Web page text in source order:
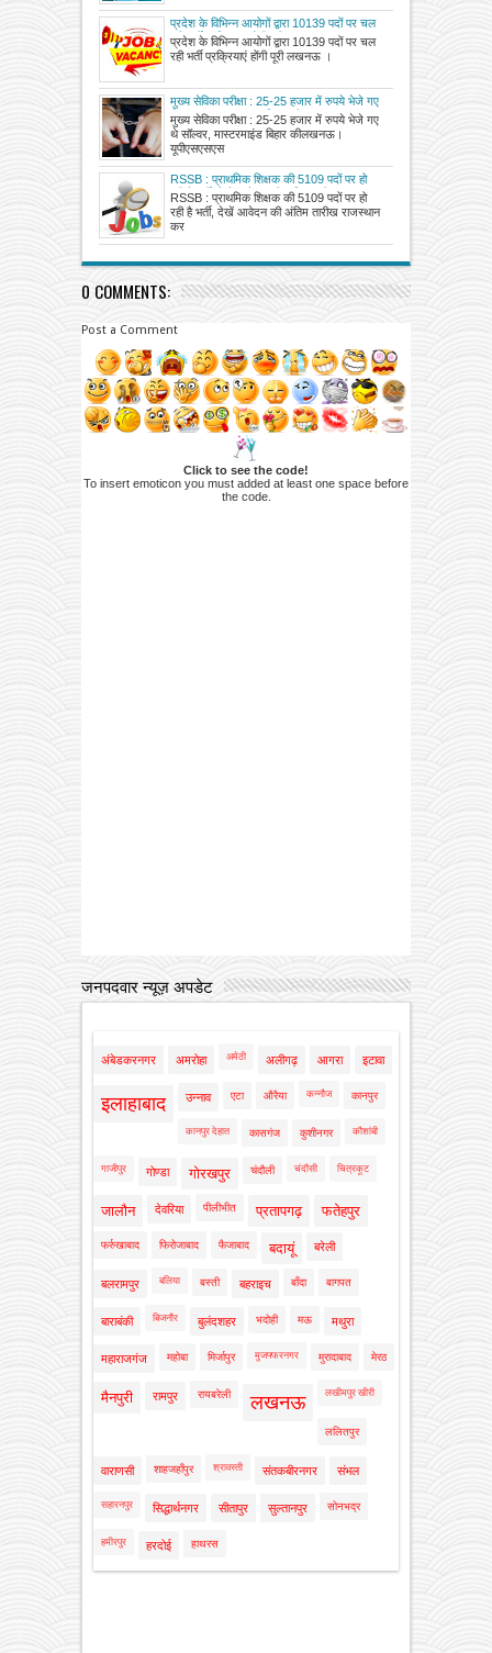
प्रदेश के विभिन्न आयोगों द्वारा 10139 पदों पर चल
रही भर्ती प्रक्रियाएं होंगी पूरी
प्रदेश के विभिन्न आयोगों द्वारा 10139 पदों पर चल
रही भर्ती प्रक्रियाएं होंगी पूरी लखनऊ ।
मुख्य सेविका परीक्षा : 25-25 हजार में रुपये भेजे गए
थे सॉल्वर, मास्टरमाइंड बिहार की
मुख्य सेविका परीक्षा : 25-25 हजार में रुपये भेजे गए
थे सॉल्वर, मास्टरमाइंड बिहार कीलखनऊ।
यूपीएसएसएस
RSSB : प्राथमिक शिक्षक की 5109 पदों पर हो
रही है भर्ती, देखें आवेदन की अंतिम तारीख
RSSB : प्राथमिक शिक्षक की 5109 पदों पर हो
रही है भर्ती, देखें आवेदन की अंतिम तारीख राजस्थान
कर
0 COMMENTS:
Post a Comment
Click to see the code!
To insert emoticon you must added at least one space before
the code.
जनपदवार न्यूज़ अपडेट
अंबेडकरनगर अमरोहा अमेठी अलीगढ़ आगरा इटावा
इलाहाबाद उन्नाव एटा औरैया कन्नौज कानपुर
कानपुर देहात कासगंज कुशीनगर कौशांबी
गाजीपुर गोण्डा गोरखपुर चंदौली चंदौसी चित्रकूट
जालौन देवरिया पीलीभीत प्रतापगढ़ फतेहपुर
फर्रुखाबाद फिरोजाबाद फैजाबाद बदायूं बरेली
बलरामपुर बलिया बस्ती बहराइच बाँदा बागपत
बाराबंकी बिजनौर बुलंदशहर भदोही मऊ मथुरा
महाराजगंज महोबा मिर्जापुर मुजफ्फरनगर मुरादाबाद मेरठ
मैनपुरी रामपुर रायबरेली लखनऊ लखीमपुर खीरी
ललितपुर
वाराणसी शाहजहाँपुर श्रावस्ती संतकबीरनगर संभल
सहारनपुर सिद्धार्थनगर सीतापुर सुल्तानपुर सोनभद्र
हमीरपुर हरदोई हाथरस